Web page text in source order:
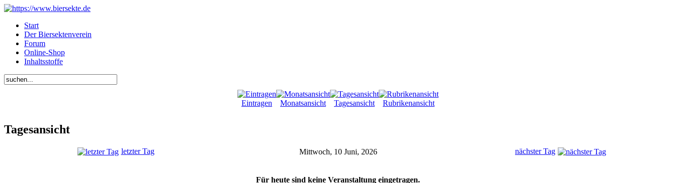
Start
Der Biersektenverein
Forum
Online-Shop
Inhaltsstoffe
Eintragen Monatsansicht Tagesansicht Rubrikenansicht
Tagesansicht
letzter Tag Mittwoch, 10 Juni, 2026 nächster Tag
Für heute sind keine Veranstaltung eingetragen.